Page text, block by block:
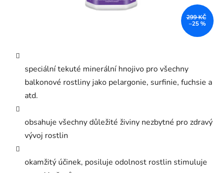
speciální tekuté minerální hnojivo pro všechny
balkonové rostliny jako pelargonie, surfinie, fuchsie a
atd.
obsahuje všechny důležité živiny nezbytné pro zdravý
vývoj rostlin
okamžitý účinek, posiluje odolnost rostlin stimuluje
299 KČ
–25 %